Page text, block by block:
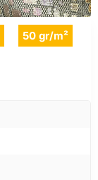
50 gr/m²